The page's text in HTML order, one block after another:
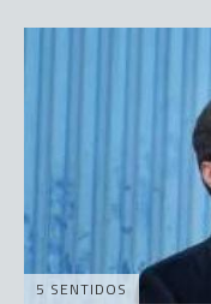
5 SENTIDOS